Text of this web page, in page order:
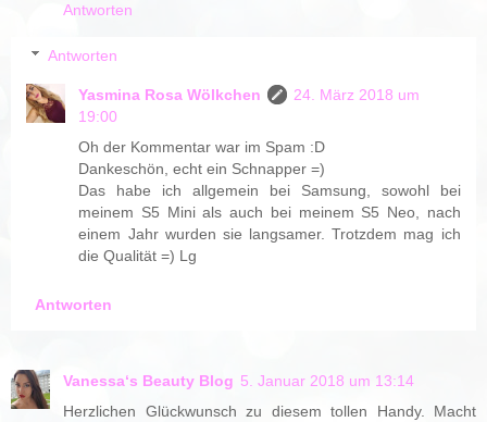
Antworten
Antworten
Yasmina Rosa Wölkchen
24. März 2018 um
19:00
Oh der Kommentar war im Spam :D
Dankeschön, echt ein Schnapper =)
Das habe ich allgemein bei Samsung, sowohl bei
meinem S5 Mini als auch bei meinem S5 Neo, nach
einem Jahr wurden sie langsamer. Trotzdem mag ich
die Qualität =) Lg
Antworten
Vanessa‘s Beauty Blog 5. Januar 2018 um 13:14
Herzlichen Glückwunsch zu diesem tollen Handy. Macht